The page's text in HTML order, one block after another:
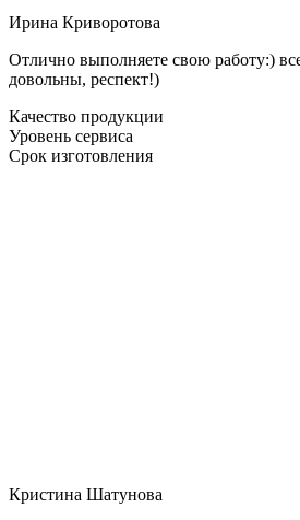
Ирина Криворотова
Отлично выполняете свою работу:)
довольны, респект!)
Качество продукции
Уровень сервиса
Срок изготовления
Кристина Шатунова